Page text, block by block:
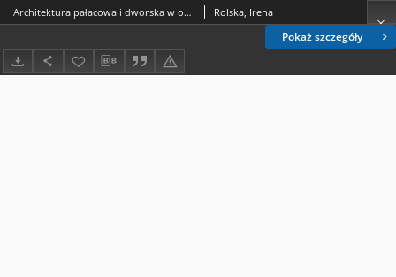
Pokaż szczegóły
Architektura pałacowa i dworska w obecnym województwie lubelskim w XVI i XVII wieku. Zarys problematyki Rolska, Irena